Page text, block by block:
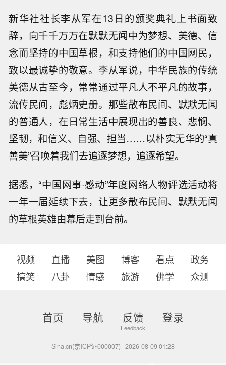
新华社社长李从军在13日的颁奖典礼上书面致
辞，向千千万万在默默无闻中为梦想、美德、信
念而坚持的中国草根，和支持他们的中国网民，
致以最诚挚的敬意。李从军说，中华民族的传统
美德从古至今，常常通过平凡人不平凡的故事，
流传民间，彪炳史册。那些散布民间、默默无闻
的普通人，在日常生活中展现出的善良、悲悯、
坚韧，和信义、自强、担当……以朴实无华的“真
善美”召唤着我们去追逐梦想，追逐希望。
据悉，“中国网事·感动”年度网络人物评选活动将
一年一届延续下去，让更多散布民间、默默无闻
的草根英雄由幕后走到台前。
视频 直播 美图 博客 看点
政务
搞笑
八卦 情感 旅游 佛学 众测
首页 导航 反馈 登录
Sina.cn(京ICP证000007) 2026-08-09 01:28